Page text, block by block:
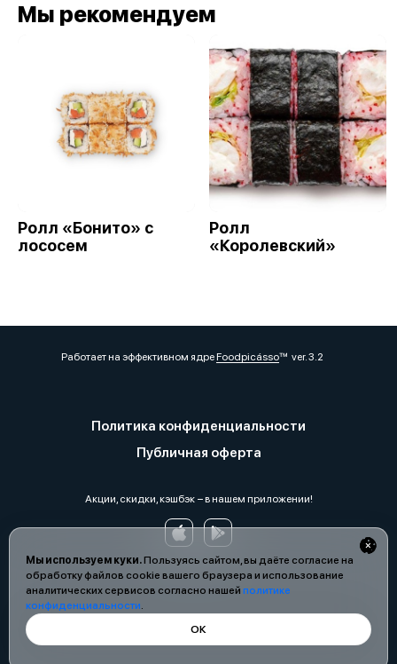
Мы используем куки.Пользуясь сайтом, вы даёте согласие на
обработку файлов cookie вашего браузера и использование
аналитических сервисов согласно нашей политике
конфиденциальности.
ОК
Мы рекомендуем
Ролл «Бонито» с
лососем
Ролл
«Королевский»
Работает на эффективном ядреFoodpicássover. 3.2
Политика конфиденциальности
Публичная оферта
Акции, скидки, кэшбэк − в нашем приложении!